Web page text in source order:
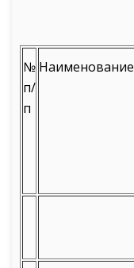
№
п/
п
Наименование